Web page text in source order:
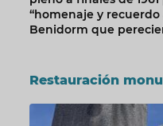
“homenaje y
Benidorm que
Restauración